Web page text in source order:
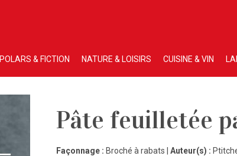
POLARS & FICTION NATURE & LOISIRS CUISINE & VIN
Pâte feuilletée
Façonnage : Broché à rabats | Auteur(s) :